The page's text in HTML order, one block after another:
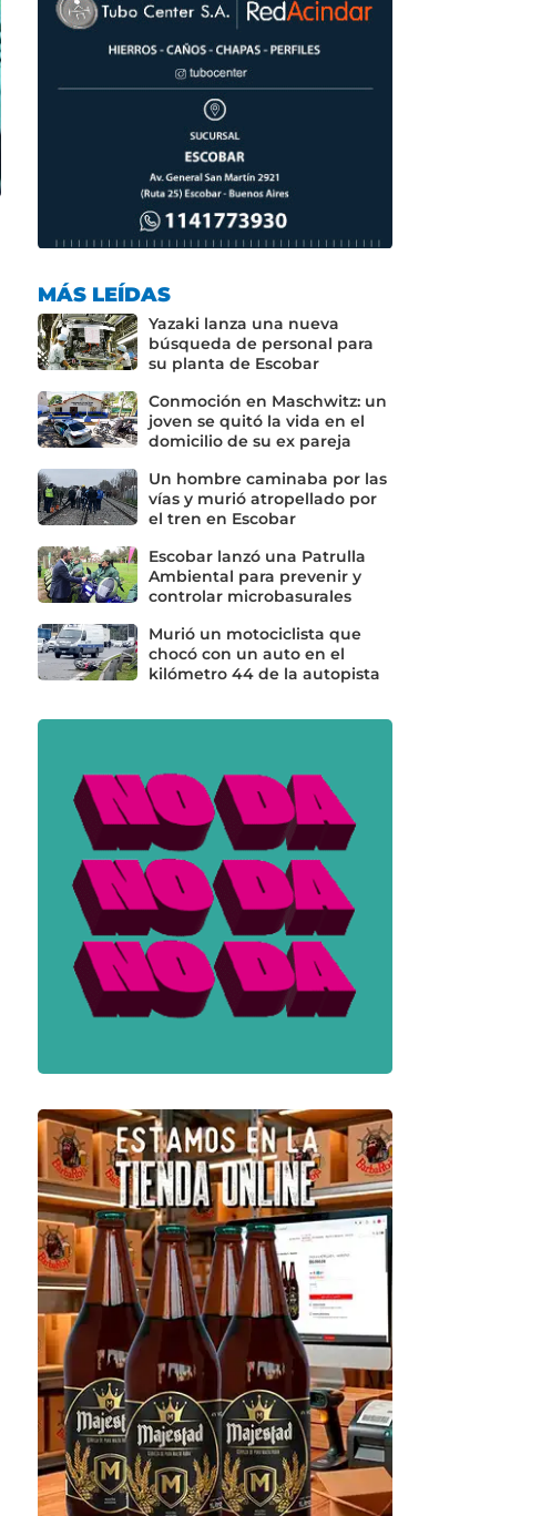
MÁS LEÍDAS
Yazaki lanza una nueva
búsqueda de personal para
su planta de Escobar
Conmoción en Maschwitz: un
joven se quitó la vida en el
domicilio de su ex pareja
Un hombre caminaba por las
vías y murió atropellado por
el tren en Escobar
Escobar lanzó una Patrulla
Ambiental para prevenir y
controlar microbasurales
Murió un motociclista que
chocó con un auto en el
kilómetro 44 de la autopista